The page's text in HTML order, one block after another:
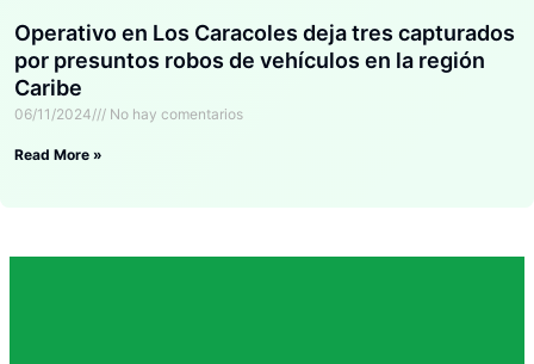
Operativo en Los Caracoles deja tres capturados
por presuntos robos de vehículos en la región
Caribe
06/11/2024 No hay comentarios
Read More »